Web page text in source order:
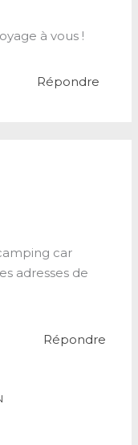
à vous !
Répondre
car
adresses de
Répondre